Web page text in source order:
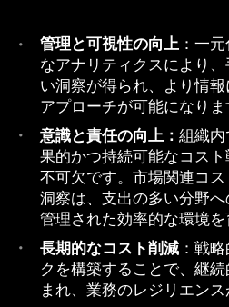
管理と可視性の向上：一
なアナリティクスにより
い洞察が得られ、より情
アプローチが可能になりま
意識と責任の向上 ： 組織
果的かつ持続可能なコス
不可欠です。市場関連コ
洞察は、支出の多い分野へ
管理された効率的な環境を
長期的なコスト削減：戦
クを構築することで、継
まれ、業務のレジリエンス